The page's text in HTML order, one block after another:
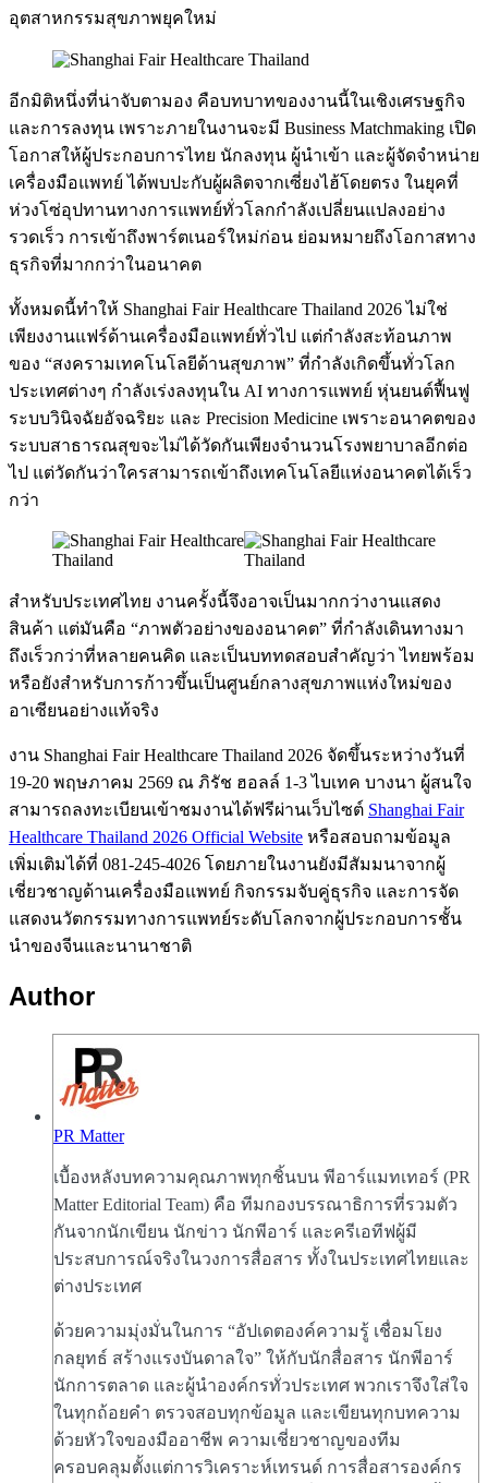
อุตสาหกรรมสุขภาพยุคใหม่
อีกมิติหนึ่งที่น่าจับตามอง คือบทบาทของงานนี้ในเชิงเศรษฐกิจ
และการลงทุน เพราะภายในงานจะมี Business Matchmaking เปิด
โอกาสให้ผู้ประกอบการไทย นักลงทุน ผู้นำเข้า และผู้จัดจำหน่าย
เครื่องมือแพทย์ ได้พบปะกับผู้ผลิตจากเซี่ยงไฮ้โดยตรง ในยุคที่
ห่วงโซ่อุปทานทางการแพทย์ทั่วโลกกำลังเปลี่ยนแปลงอย่าง
รวดเร็ว การเข้าถึงพาร์ตเนอร์ใหม่ก่อน ย่อมหมายถึงโอกาสทาง
ธุรกิจที่มากกว่าในอนาคต
ทั้งหมดนี้ทำให้ Shanghai Fair Healthcare Thailand 2026 ไม่ใช่
เพียงงานแฟร์ด้านเครื่องมือแพทย์ทั่วไป แต่กำลังสะท้อนภาพ
ของ “สงครามเทคโนโลยีด้านสุขภาพ” ที่กำลังเกิดขึ้นทั่วโลก
ประเทศต่างๆ กำลังเร่งลงทุนใน AI ทางการแพทย์ หุ่นยนต์ฟื้นฟู
ระบบวินิจฉัยอัจฉริยะ และ Precision Medicine เพราะอนาคตของ
ระบบสาธารณสุขจะไม่ได้วัดกันเพียงจำนวนโรงพยาบาลอีกต่อ
ไป แต่วัดกันว่าใครสามารถเข้าถึงเทคโนโลยีแห่งอนาคตได้เร็ว
กว่า
สำหรับประเทศไทย งานครั้งนี้จึงอาจเป็นมากกว่างานแสดง
สินค้า แต่มันคือ “ภาพตัวอย่างของอนาคต” ที่กำลังเดินทางมา
ถึงเร็วกว่าที่หลายคนคิด และเป็นบททดสอบสำคัญว่า ไทยพร้อม
หรือยังสำหรับการก้าวขึ้นเป็นศูนย์กลางสุขภาพแห่งใหม่ของ
อาเซียนอย่างแท้จริง
งาน Shanghai Fair Healthcare Thailand 2026 จัดขึ้นระหว่างวันที่
19-20 พฤษภาคม 2569 ณ ภิรัช ฮอลล์ 1-3 ไบเทค บางนา ผู้สนใจ
สามารถลงทะเบียนเข้าชมงานได้ฟรีผ่านเว็บไซต์ Shanghai Fair
Healthcare Thailand 2026 Official Website หรือสอบถามข้อมูล
เพิ่มเติมได้ที่ 081-245-4026 โดยภายในงานยังมีสัมมนาจากผู้
เชี่ยวชาญด้านเครื่องมือแพทย์ กิจกรรมจับคู่ธุรกิจ และการจัด
แสดงนวัตกรรมทางการแพทย์ระดับโลกจากผู้ประกอบการชั้น
นำของจีนและนานาชาติ
Author
PR Matter
เบื้องหลังบทความคุณภาพทุกชิ้นบน พีอาร์แมทเทอร์ (PR
Matter Editorial Team) คือ ทีมกองบรรณาธิการที่รวมตัว
กันจากนักเขียน นักข่าว นักพีอาร์ และครีเอทีฟผู้มี
ประสบการณ์จริงในวงการสื่อสาร ทั้งในประเทศไทยและ
ต่างประเทศ
ด้วยความมุ่งมั่นในการ “อัปเดตองค์ความรู้ เชื่อมโยง
กลยุทธ์ สร้างแรงบันดาลใจ” ให้กับนักสื่อสาร นักพีอาร์
นักการตลาด และผู้นำองค์กรทั่วประเทศ พวกเราจึงใส่ใจ
ในทุกถ้อยคำ ตรวจสอบทุกข้อมูล และเขียนทุกบทความ
ด้วยหัวใจของมืออาชีพ ความเชี่ยวชาญของทีม
ครอบคลุมตั้งแต่การวิเคราะห์เทรนด์ การสื่อสารองค์กร